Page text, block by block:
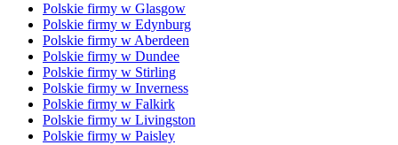
Polskie firmy w Glasgow
Polskie firmy w Edynburg
Polskie firmy w Aberdeen
Polskie firmy w Dundee
Polskie firmy w Stirling
Polskie firmy w Inverness
Polskie firmy w Falkirk
Polskie firmy w Livingston
Polskie firmy w Paisley